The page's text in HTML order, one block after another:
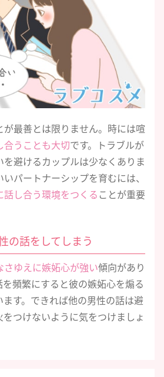
最善とは限りません。時には喧
合うことも大切です。トラブルが
避けるカップルは少なくありま
パートナーシップを育むには、
話し合う環境をつくることが重要
の話をしてしまう
さゆえに嫉妬心が強い傾向があり
を頻繁にすると彼の嫉妬心を煽る
す。できれば他の男性の話は避
つけないように気をつけましょ